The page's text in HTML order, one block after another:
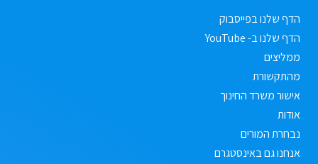
הדף שלנו בפייסבוק
הדף שלנו ב- YouTube
ממליצים
מהתקשורת
אישור משרד החינוך
אודות
נבחרת המורים
אנחנו גם באינסטגרם